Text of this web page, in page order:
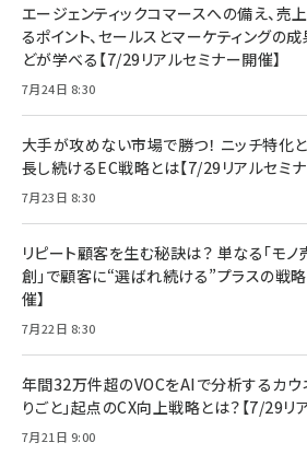
エージェンティックコマースへの備え、売
るポイント、セールスとマーケティングの
どが学べる【7/29リアルセミナー開催】
7月24日 8:30
大手が攻めない市場で勝つ！ ニッチ特化
長し続けるEC戦略とは【7/29リアルセミナ
7月23日 8:30
リピート顧客を生む秘訣は？ 単なる「モノ
創」で顧客に“選ばれ続ける”プラスの戦
催】
7月22日 8:30
年間32万件超のVOCをAIで分析するカウ
りごと」起点のCX向上戦略とは？【7/29リ
7月21日 9:00